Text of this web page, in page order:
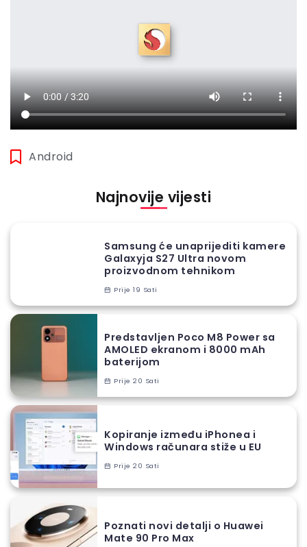
Android
Najnovije vijesti
Samsung će unaprijediti kamere
Galaxyja S27 Ultra novom
proizvodnom tehnikom
Prije 19 Sati
Predstavljen Poco M8 Power sa
AMOLED ekranom i 8000 mAh
baterijom
Prije 20 Sati
Kopiranje između iPhonea i
Windows računara stiže u EU
Prije 20 Sati
Poznati novi detalji o Huawei
Mate 90 Pro Max